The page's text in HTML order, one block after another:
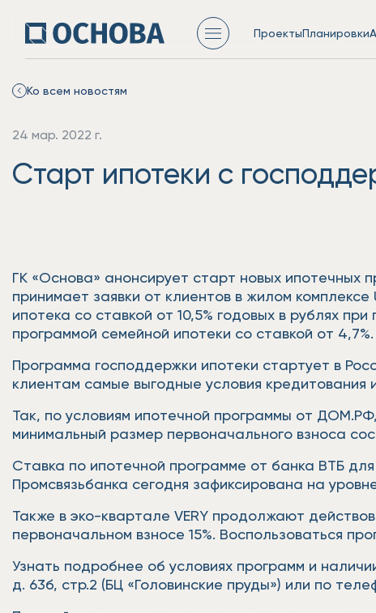
ПроектыПланировки
Ко всем новостям
24 мар. 2022 г.
Старт ипотеки с
ГК «Основа» анонсирует старт новых ипотечных
принимает заявки от клиентов в жилом
ипотека со ставкой от 10,5% годовых в рублях
программой семейной ипотеки со ставкой от 4,7%.
Программа господдержки ипотеки стартует в
клиентам самые выгодные условия
Так, по условиям ипотечной программы от
минимальный размер первоначального взноса
Ставка по ипотечной программе от банка ВТБ
Промсвязьбанка сегодня зафиксирована на
Также в эко-квартале VERY продолжают
первоначальном взносе 15%. Воспользоваться
Узнать подробнее об условиях программ и
д. 63б, стр.2 (БЦ «Головинские пруды») или по